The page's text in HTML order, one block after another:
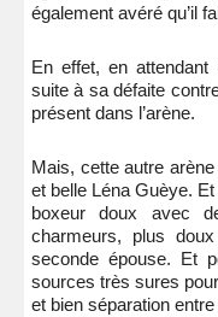
également avéré qu’il
En effet, en attendant
suite à sa défaite
présent dans l’arène.
Mais, cette autre
et belle Léna Guèye.
boxeur doux avec
charmeurs, plus
seconde épouse. Et
sources très sures
et bien séparation